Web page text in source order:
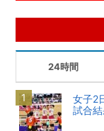
24時間
女子2
試合